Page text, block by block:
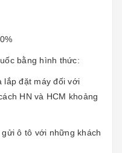
bằng hình thức:
lắp đặt máy đối với
HN và HCM khoảng
ô tô với những khách